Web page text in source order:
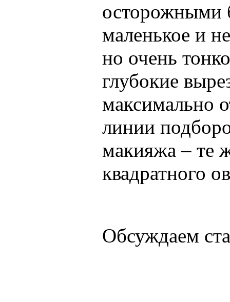
осторожными
маленькое и
но очень
глубокие
максимально
линии
макияжа – те
квадратного
Обсуждаем